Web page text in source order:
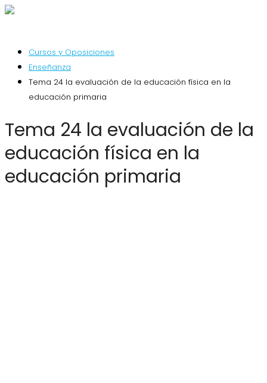
Cursos y Oposiciones
Enseñanza
Tema 24 la evaluación de la educación física en la
educación primaria
Tema 24 la evaluación de la
educación física en la
educación primaria